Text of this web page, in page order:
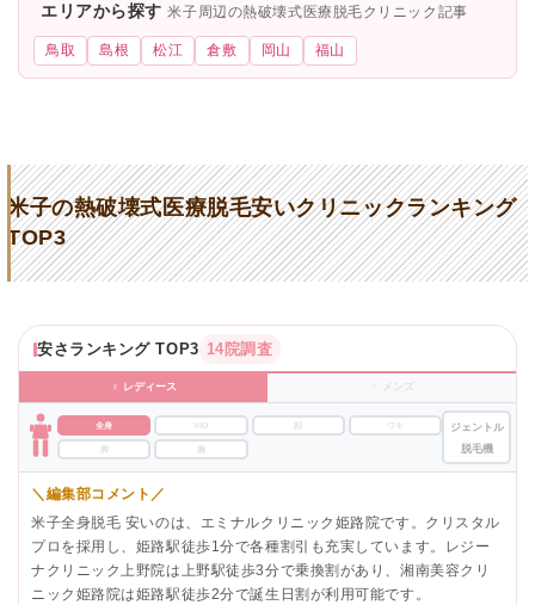
エリアから探す米子周辺の熱破壊式医療脱毛クリニック記事
鳥取 島根 松江 倉敷 岡山 福山
米子の熱破壊式医療脱毛安いクリニックランキング
TOP3
安さランキング TOP3 14院調査
♀ レディース ♂ メンズ
全身 VIO ワキ
脚
ジェントル
脱毛機
＼編集部コメント／
米子全身脱毛 安いのは、エミナルクリニック姫路院です。クリスタル
プロを採用し、姫路駅徒歩1分で各種割引も充実しています。レジー
ナクリニック上野院は上野駅徒歩3分で乗換割があり、湘南美容クリ
ニック姫路院は姫路駅徒歩2分で誕生日割が利用可能です。